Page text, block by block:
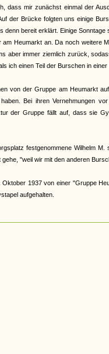
dass mir zunächst einmal der
der Brücke folgten uns einige
bereit erklärt. Einige
Heumarkt an. Da noch weitere
aber immer ziemlich zurück,
ich einen Teil der Burschen in
von der Gruppe am Heumarkt
Bei ihren Vernehmungen
der Gruppe fällt auf, dass sie
festgenommene Wilhelm
"weil wir mit den anderen
1937 von einer "Gruppe
aufgehalten.